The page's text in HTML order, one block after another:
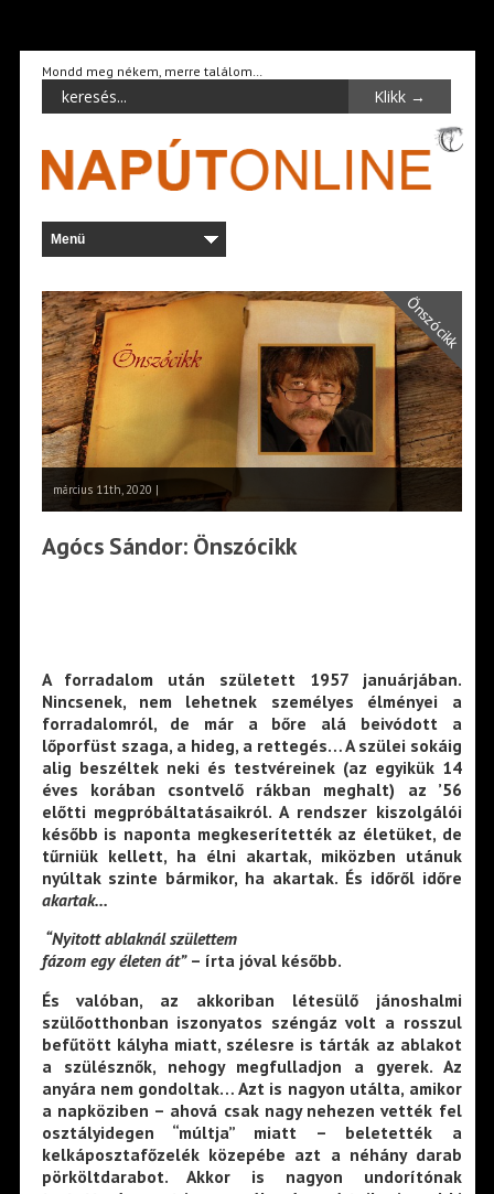
Mondd meg nékem, merre találom…
Önszócikk
március 11th, 2020 |
Agócs Sándor: Önszócikk
A forradalom után született 1957 januárjában.
Nincsenek, nem lehetnek személyes élményei a
forradalomról, de már a bőre alá beivódott a
lőporfüst szaga, a hideg, a rettegés… A szülei sokáig
alig beszéltek neki és testvéreinek (az egyikük 14
éves korában csontvelő rákban meghalt) az ’56
előtti megpróbáltatásaikról. A rendszer kiszolgálói
később is naponta megkeserítették az életüket, de
tűrniük kellett, ha élni akartak, miközben utánuk
nyúltak szinte bármikor, ha akartak. És időről időre
akartak…
“Nyitott ablaknál születtem
fázom egy életen át”– írta jóval később.
És valóban, az akkoriban létesülő jánoshalmi
szülőotthonban iszonyatos széngáz volt a rosszul
befűtött kályha miatt, szélesre is tárták az ablakot
a szülésznők, nehogy megfulladjon a gyerek. Az
anyára nem gondoltak… Azt is nagyon utálta, amikor
a napköziben – ahová csak nagy nehezen vették fel
osztályidegen “múltja” miatt – beletették a
kelkáposztafőzelék közepébe azt a néhány darab
pörköltdarabot. Akkor is nagyon undorítónak